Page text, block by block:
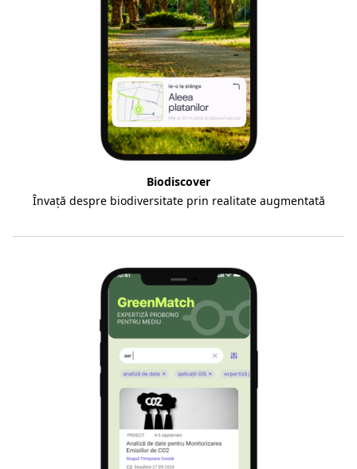
Biodiscover
Învață despre biodiversitate prin realitate augmentată